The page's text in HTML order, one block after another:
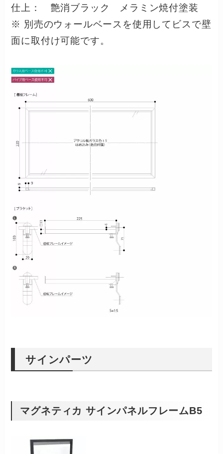
仕上： 艶消ブラック メラミン焼付塗装
※ 別売のウォールベースを使用してビスで壁
面に取付け可能です。
サインパーツ
マグネティカ サインパネルフレームB5